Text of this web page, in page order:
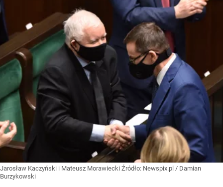
Jarosław Kaczyński i Mateusz Morawiecki Źródło: Newspix.pl / Damian
Burzykowski